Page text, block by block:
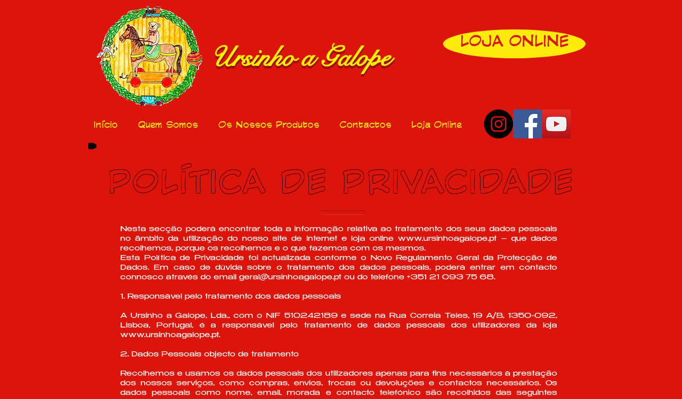
Ursinho a Galope
LOJA ONLINE
Início Quem Somos Os Nossos Produtos Contactos Loja Online
POLÍTICA DE PRIVACIDADE
Nesta secção poderá encontrar toda a informação relativa ao tratamento dos seus dados pessoais
no âmbito da utilização do nosso site de internet e loja onlinewww.ursinhoagalope.pt – que dados
recolhemos, porque os recolhemos e o que fazemos com os mesmos.
Esta Política de Privacidade foi actualizada conforme o Novo Regulamento Geral da Protecção de
Dados. Em caso de dúvida sobre o tratamento dos dados pessoais, poderá entrar em contacto
connosco através do email geral@ursinhoagalope.pt ou do telefone +351 21 093 75 68.
1. Responsável pelo tratamento dos dados pessoais
A Ursinho a Galope, Lda., com o NIF 510242189 e sede na Rua Correia Teles, 19 A/B, 1350-092,
Lisboa, Portugal, é a responsável pelo tratamento de dados pessoais dos utilizadores da loja
www.ursinhoagalope.pt.
2. Dados Pessoais objecto de tratamento
Recolhemos e usamos os dados pessoais dos utilizadores apenas para fins necessários à prestação
dos nossos serviços, como compras, envios, trocas ou devoluções e contactos necessários. Os
dados pessoais como nome, email, morada e contacto telefónico são recolhidos das seguintes